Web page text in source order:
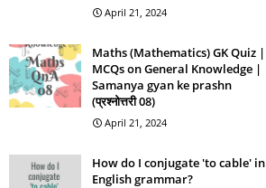
April 21, 2024
Maths (Mathematics) GK Quiz |
MCQs on General Knowledge |
Samanya gyan ke prashn
(प्रश्नोत्तरी 08)
April 21, 2024
How do I conjugate 'to cable' in
English grammar?